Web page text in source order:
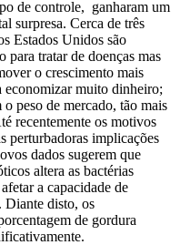
de controle, ganharam um
surpresa. Cerca de três
Estados Unidos são
para tratar de doenças mas
o crescimento mais
economizar muito dinheiro;
peso de mercado, tão mais
recentemente os motivos
perturbadoras implicações
dados sugerem que
altera as bactérias
a capacidade de
Diante disto, os
de gordura